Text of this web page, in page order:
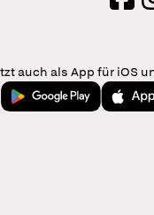
auch als App für iOS
Jetzt bei Google Play
Laden